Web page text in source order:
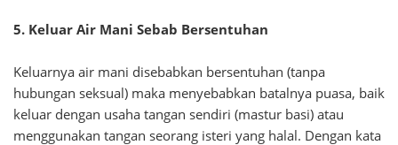
5. Keluar Air Mani Sebab Bersentuhan
Keluarnya air mani disebabkan bersentuhan (tanpa
hubungan seksual) maka menyebabkan batalnya puasa, baik
keluar dengan usaha tangan sendiri (mastur basi) atau
menggunakan tangan seorang isteri yang halal. Dengan kata